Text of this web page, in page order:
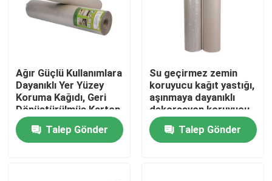
Ağır Güçlü Kullanımlara
Dayanıklı Yer Yüzey
Koruma Kağıdı, Geri
Dönüştürülmüş Karton
Talep Gönder
Su geçirmez zemin
koruyucu kağıt yastığı,
aşınmaya dayanıklı
dekorasyon koruyucu
kağıt
Talep Gönder